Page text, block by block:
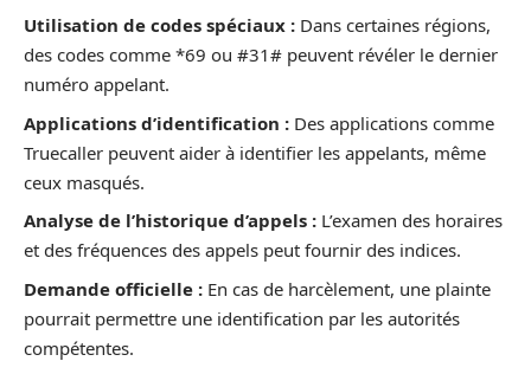
Utilisation de codes spéciaux : Dans certaines régions,
des codes comme *69 ou #31# peuvent révéler le dernier
numéro appelant.
Applications d’identification : Des applications comme
Truecaller peuvent aider à identifier les appelants, même
ceux masqués.
Analyse de l’historique d’appels : L’examen des horaires
et des fréquences des appels peut fournir des indices.
Demande officielle : En cas de harcèlement, une plainte
pourrait permettre une identification par les autorités
compétentes.